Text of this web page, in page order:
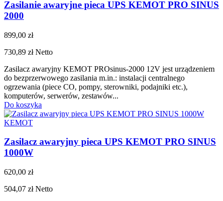
Zasilanie awaryjne pieca UPS KEMOT PRO SINUS
2000
899,00 zł
730,89 złNetto
Zasilacz awaryjny KEMOT PROsinus-2000 12V jest urządzeniem
do bezprzerwowego zasilania m.in.: instalacji centralnego
ogrzewania (piece CO, pompy, sterowniki, podajniki etc.),
komputerów, serwerów, zestawów...
Do koszyka
KEMOT
Zasilacz awaryjny pieca UPS KEMOT PRO SINUS
1000W
620,00 zł
504,07 złNetto